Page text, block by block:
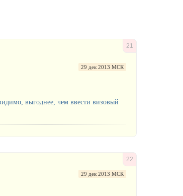
21
29 дек 2013 МСК
выгоднее, чем ввести визовый
22
29 дек 2013 МСК